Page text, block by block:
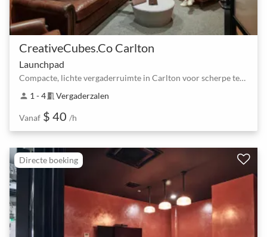
CreativeCubes.Co Carlton
Launchpad
Compacte, lichte vergaderruimte in Carlton voor scherpe teamsessies
person 1 - 4meeting_room Vergaderzalen
Vanaf $ 40 /h
Directe boeking